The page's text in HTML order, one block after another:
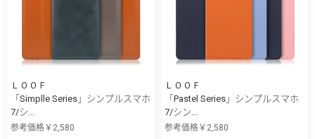
ＬＯＯＦ
「Simplle Series」シンプルスマホ
7/シ...
参考価格￥2,580
ＬＯＯＦ
「Pastel Series」シンプルスマホ
7/シン...
参考価格￥2,580